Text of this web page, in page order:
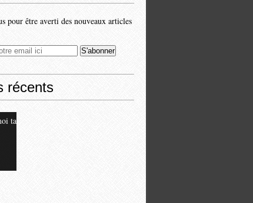
pour être averti des nouveaux articles
récents
ta